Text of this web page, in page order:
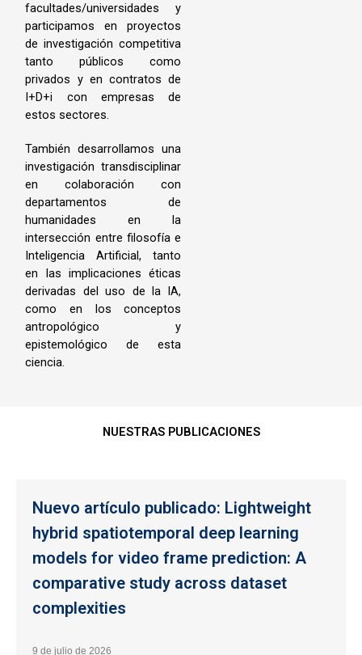
facultades/universidades y
participamos en proyectos
de investigación competitiva
tanto públicos como
privados y en contratos de
I+D+i con empresas de
estos sectores.
También desarrollamos una
investigación transdisciplinar
en colaboración con
departamentos de
humanidades en la
intersección entre filosofía e
Inteligencia Artificial, tanto
en las implicaciones éticas
derivadas del uso de la IA,
como en los conceptos
antropológico y
epistemológico de esta
ciencia.
NUESTRAS PUBLICACIONES
Nuevo artículo publicado: Lightweight
hybrid spatiotemporal deep learning
models for video frame prediction: A
comparative study across dataset
complexities
9 de julio de 2026